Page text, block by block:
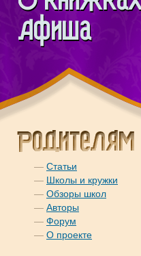
— Статьи
— Школы и кружки
— Обзоры школ
— Авторы
— Форум
— О проекте